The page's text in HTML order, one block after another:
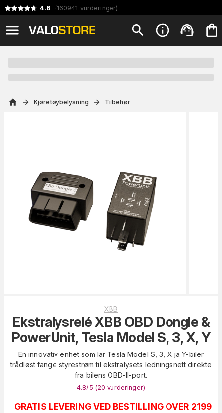
4.6 (160941 vurderinger)
Kjøretøybelysning Tilbehør
XBB
Ekstralysrelé XBB OBD Dongle &
PowerUnit, Tesla Model S, 3, X, Y
En innovativ enhet som lar Tesla Model S, 3, X ja Y-biler
trådløst fange styrestrøm til ekstralysets ledningsnett direkte
fra bilens OBD-II-port.
4.8/5 (20 vurderinger)
GRATIS LEVERING VED BESTILLING OVER 2199